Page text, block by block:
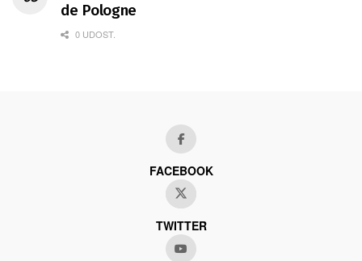
de Pologne
0 UDOST.
FACEBOOK
TWITTER